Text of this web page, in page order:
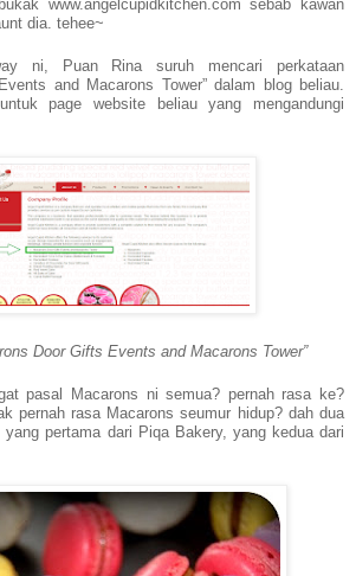
www.angelcupidkitchen.com sebab kawan
dia. tehee~
ni, Puan Rina suruh mencari perkataan
and Macarons Tower” dalam blog beliau.
page website beliau yang mengandungi
Door Gifts Events and Macarons Tower”
pasal Macarons ni semua? pernah rasa ke?
pernah rasa Macarons seumur hidup? dah dua
pertama dari Piqa Bakery, yang kedua dari